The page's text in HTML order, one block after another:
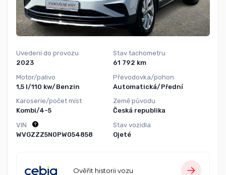
Uvedení do provozu
2023
Motor/palivo
1,5 l/110 kw/Benzin
Karoserie/počet míst
Kombi/4-5
Stav tachometru
61 792 km
Převodovka/pohon
Automatická/Přední
Země původu
Česká republika
VIN
WVGZZZ5N0PW054858
Stav vozidla
Ojeté
Ověřit historii vozu